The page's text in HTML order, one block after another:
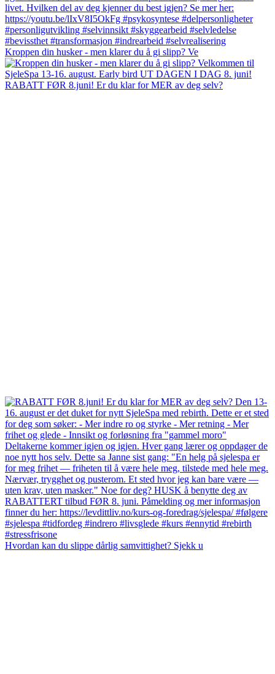
Kroppen din husker - men klarer du å gi slipp? Ve
RABATT FØR 8.juni! Er du klar for MER av deg selv?
Hvordan kan du slippe dårlig samvittighet? Sjekk u